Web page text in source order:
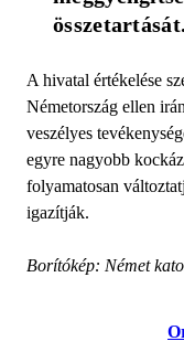
összetartását.
A hivatal értékelése
Németország ellen
veszélyes
egyre nagyobb
folyamatosan
igazítják.
Borítókép: Német